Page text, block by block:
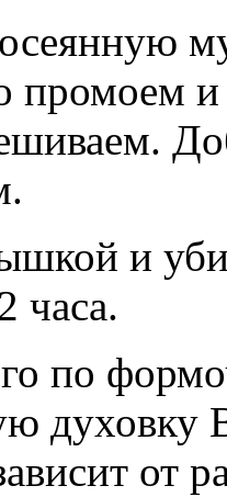
промоем
и
часа.
по
духовку
от